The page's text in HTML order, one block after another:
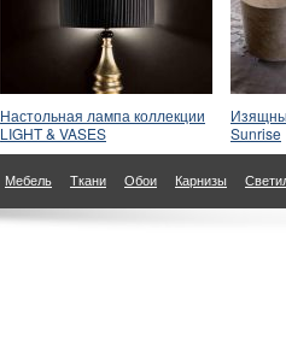
Настольная лампа коллекции
LIGHT & VASES
Sunrise
Мебель Ткани Обои Карнизы